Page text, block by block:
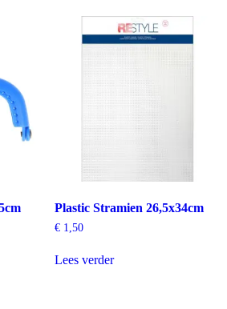
Plastic Stramien 26,5x34cm
€1,50
Lees verder